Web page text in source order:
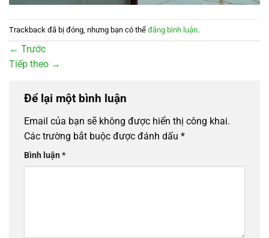
Trackback đã bị đóng, nhưng bạn có thể đăng bình luận.
← Trước
Tiếp theo →
Để lại một bình luận
Email của bạn sẽ không được hiển thị công khai.
Các trường bắt buộc được đánh dấu *
Bình luận*